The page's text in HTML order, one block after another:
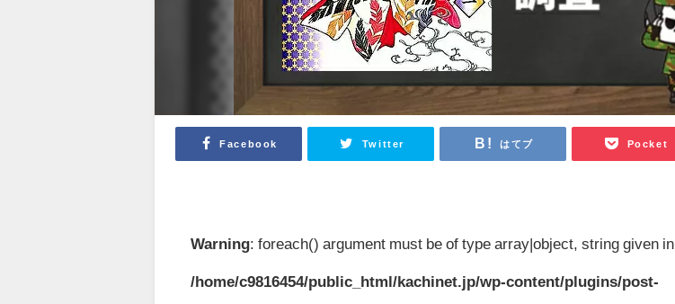
Facebook Twitter はてブ Pocket
Warning: foreach() argument must be of type array|object, string given in
/home/c9816454/public_html/kachinet.jp/wp-content/plugins/post-